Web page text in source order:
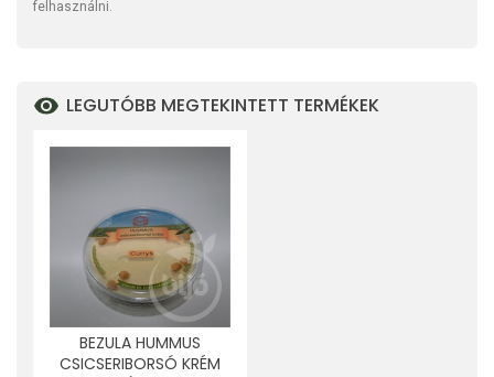
felhasználni.
LEGUTÓBB MEGTEKINTETT TERMÉKEK
BEZULA HUMMUS
CSICSERIBORSÓ KRÉM